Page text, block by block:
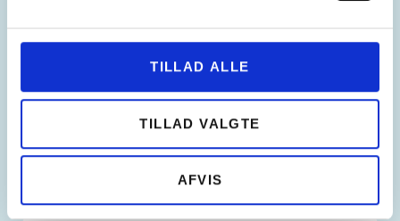
TILLAD ALLE
TILLAD VALGTE
AFVIS
Kategori:Brillefri
Anette L.
Tusind tusind tusind tak for god og
øjenoperation er udover hvad jeg havde turdet
drømme …